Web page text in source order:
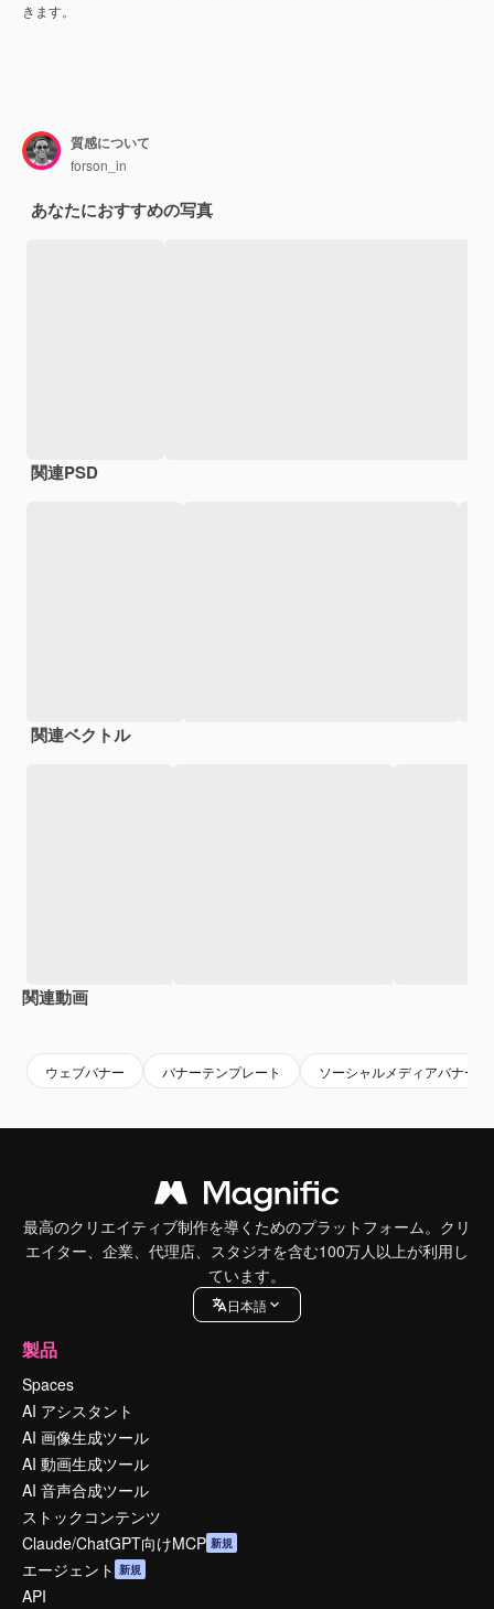
きます。
質感について
forson_in
あなたにおすすめの写真
関連PSD
関連ベクトル
関連動画
ウェブバナー バナーテンプレート ソーシャルメディアバナー
最高のクリエイティブ制作を導くためのプラットフォーム。クリ
エイター、企業、代理店、スタジオを含む100万人以上が利用し
ています。
日本語
製品
Spaces
AI アシスタント
AI 画像生成ツール
AI 動画生成ツール
AI 音声合成ツール
ストックコンテンツ
Claude/ChatGPT向けMCP 新規
エージェント 新規
API